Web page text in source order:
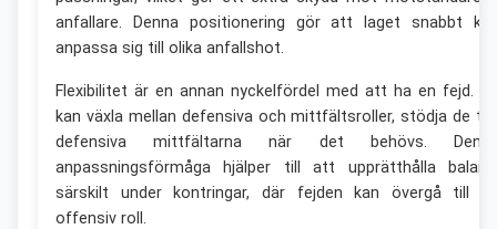
anfallare. Denna positionering gör att laget snabbt
anpassa sig till olika anfallshot.
Flexibilitet är en annan nyckelfördel med att ha en fejd.
kan växla mellan defensiva och mittfältsroller, stödja de
defensiva mittfältarna när det behövs.
anpassningsförmåga hjälper till att upprätthålla
särskilt under kontringar, där fejden kan övergå till
offensiv roll.